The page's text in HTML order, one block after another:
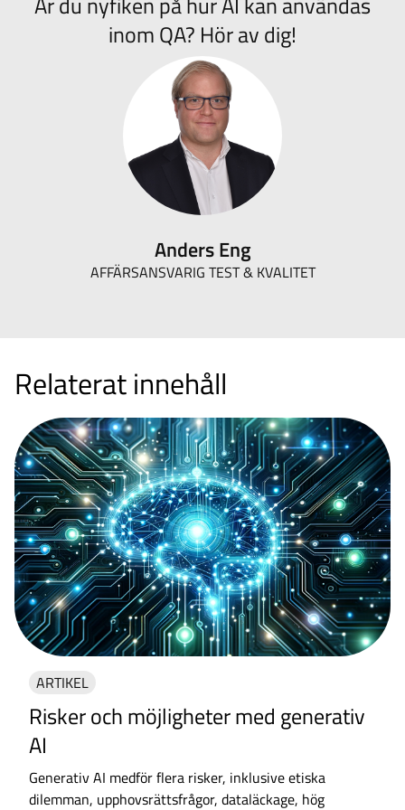
inom QA? Hör av dig!
Anders Eng
AFFÄRSANSVARIG TEST & KVALITET
Relaterat innehåll
ARTIKEL
Risker och möjligheter med generativ
AI
Generativ AI medför flera risker, inklusive etiska
dilemman, upphovsrättsfrågor, dataläckage, hög